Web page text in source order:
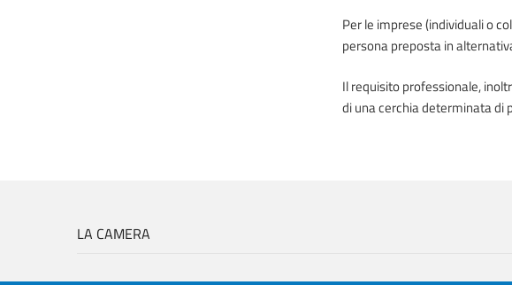
Per le imprese (individuali o
persona preposta in
Il requisito professionale,
di una cerchia determinata di
LA CAMERA